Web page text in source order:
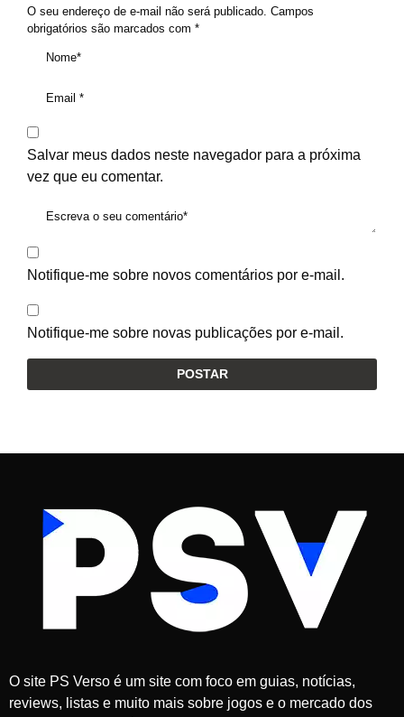
O seu endereço de e-mail não será publicado. Campos
obrigatórios são marcados com *
Salvar meus dados neste navegador para a próxima
vez que eu comentar.
Notifique-me sobre novos comentários por e-mail.
Notifique-me sobre novas publicações por e-mail.
O site PS Verso é um site com foco em guias, notícias,
reviews, listas e muito mais sobre jogos e o mercado dos